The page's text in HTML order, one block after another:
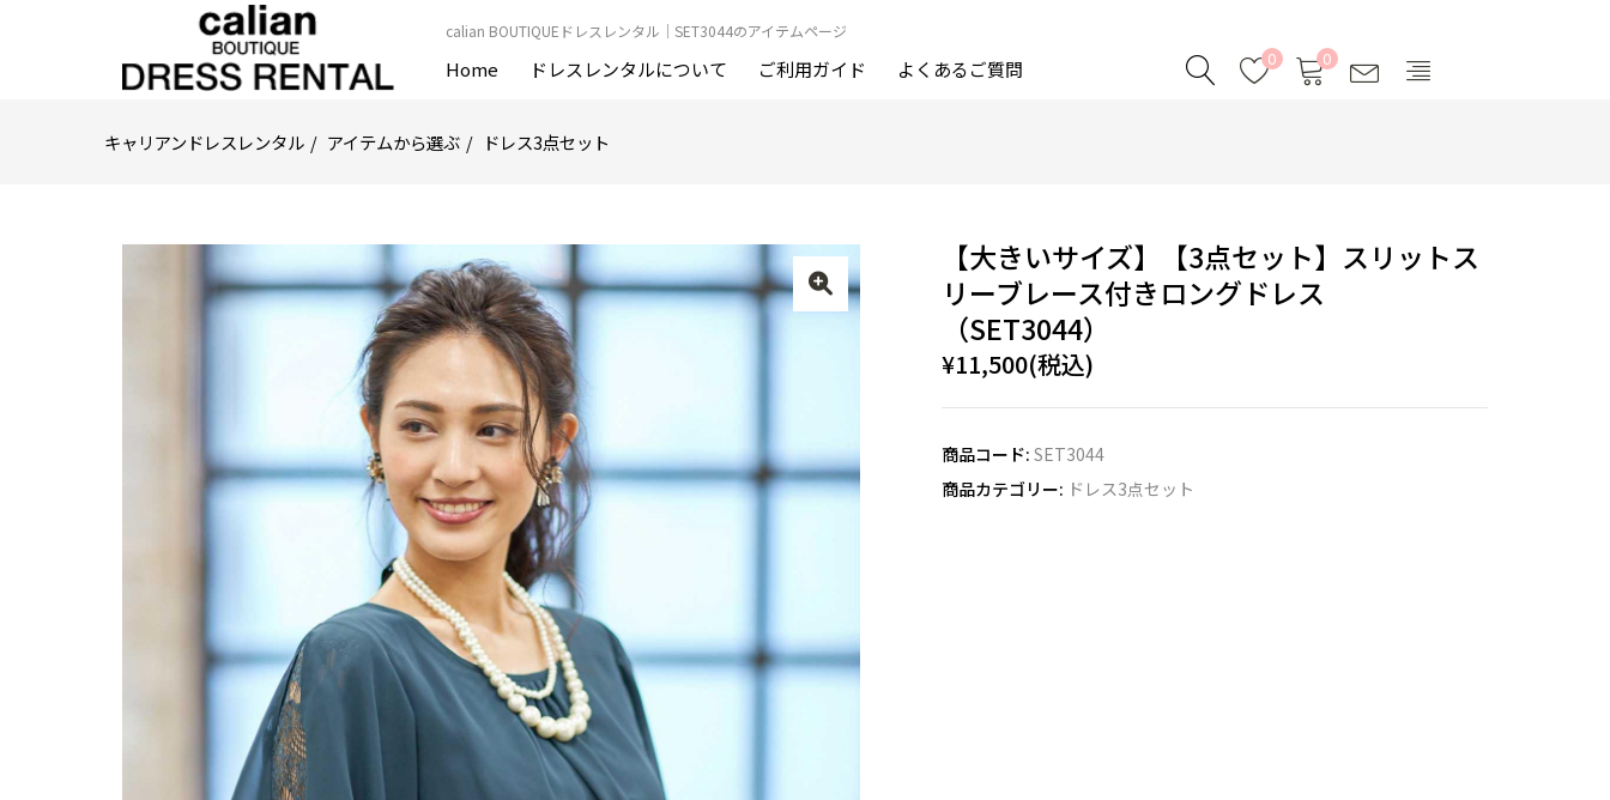
calian BOUTIQUEドレスレンタル｜SET3044のアイテムページ
Home ドレスレンタルについて ご利用ガイド よくあるご質問 0 0
キャリアンドレスレンタル アイテムから選ぶ ドレス3点セット
【大きいサイズ】【3点セット】スリットス
リーブレース付きロングドレス
（SET3044）
¥11,500(税込)
商品コード: SET3044
商品カテゴリー: ドレス3点セット